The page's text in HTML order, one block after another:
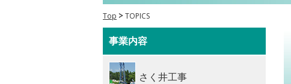
Top TOPICS
事業内容
さく井工事